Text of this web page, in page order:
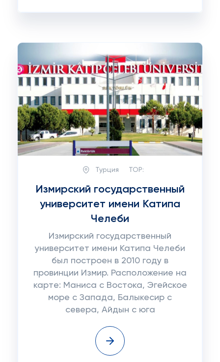
Турция TOP:
Измирский государственный
университет имени Катипа
Челеби
Измирский государственный
университет имени Катипа Челеби
был построен в 2010 году в
провинции Измир. Расположение на
карте: Маниса с Востока, Эгейское
море с Запада, Балыкесир с
севера, Айдын с юга